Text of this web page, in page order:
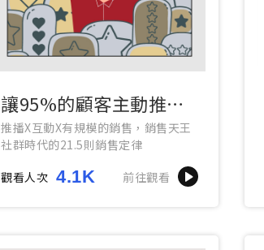
讓95%的顧客主動推薦
你
推播X互動X有規模的銷售，銷售天王
社群時代的21.5則銷售定律
觀看人次 4.1K 前往觀看